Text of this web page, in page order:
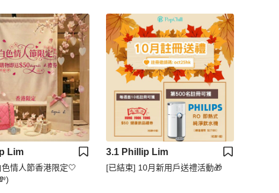
Lim
情人節香港限定🤍
3.1 Phillip Lim
[已結束] 10月新用戶送禮活動🎁